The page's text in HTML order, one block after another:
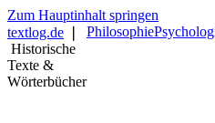
Zum Hauptinhalt springen
textlog.de
Historische
Texte &
Wörterbücher
Philosophie